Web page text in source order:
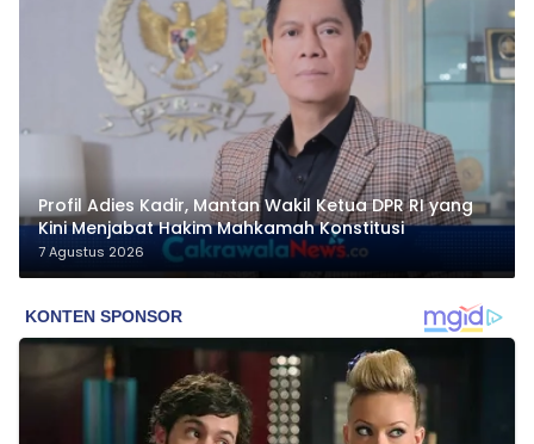
Profil Adies Kadir, Mantan Wakil Ketua DPR RI yang
Kini Menjabat Hakim Mahkamah Konstitusi
7 Agustus 2026